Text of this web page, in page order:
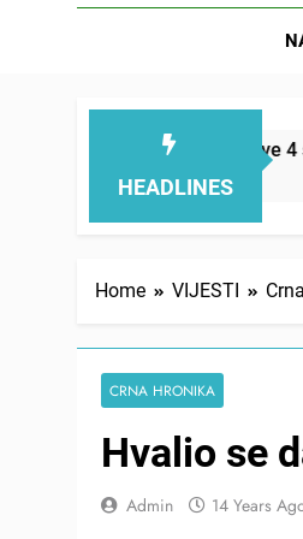
HEADLINES
smanjuju – ove 4 stvari ne
Home VIJESTI
CRNA HRONIKA
Hvalio se
Admin 14 Years